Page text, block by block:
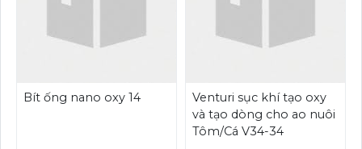
Bít ống nano oxy 14
Venturi sục khí tạo oxy
và tạo dòng cho ao nuôi
Tôm/Cá V34-34